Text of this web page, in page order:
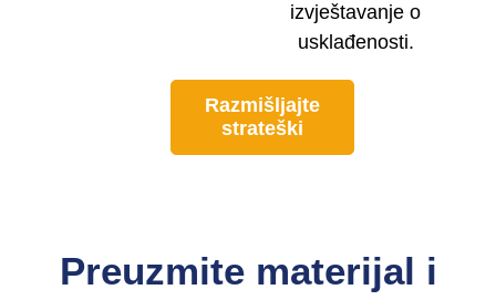
izvještavanje o
usklađenosti.
Razmišljajte
strateški
Preuzmite materijal i